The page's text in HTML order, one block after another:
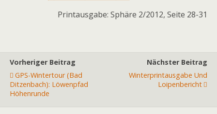
Printausgabe: Sphäre 2/2012, Seite 28-31
Vorheriger Beitrag
GPS-Wintertour (Bad
Ditzenbach): Löwenpfad
Höhenrunde
Nächster Beitrag
Winterprintausgabe Und
Loipenbericht